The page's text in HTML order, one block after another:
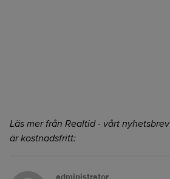
Läs mer från Realtid - vårt nyhetsbrev
är kostnadsfritt:
administrator